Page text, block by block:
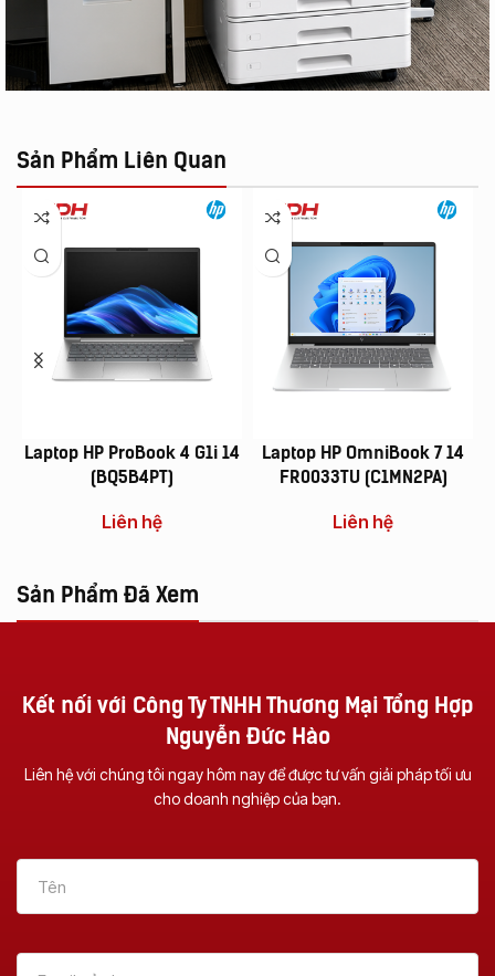
Sản Phẩm Liên Quan
Laptop HP ProBook 4 G1i 14
(BQ5B4PT)
Liên hệ
Laptop HP OmniBook 7 14
FR0033TU (C1MN2PA)
Liên hệ
Sản Phẩm Đã Xem
Kết nối với Công Ty TNHH Thương Mại Tổng Hợp
Nguyễn Đức Hào
Liên hệ với chúng tôi ngay hôm nay để được tư vấn giải pháp tối ưu
cho doanh nghiệp của bạn.